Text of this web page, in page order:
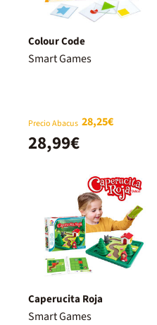
Colour Code
Smart Games
Precio Abacus 28,25€
28,99€
Caperucita Roja
Smart Games